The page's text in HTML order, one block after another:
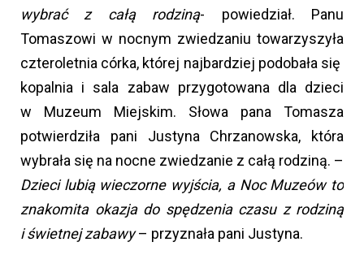
wybrać z całą rodziną- powiedział. Panu
Tomaszowi w nocnym zwiedzaniu towarzyszyła
czteroletnia córka, której najbardziej podobała się
kopalnia i sala zabaw przygotowana dla dzieci
w Muzeum Miejskim. Słowa pana Tomasza
potwierdziła pani Justyna Chrzanowska, która
wybrała się na nocne zwiedzanie z całą rodziną. –
Dzieci lubią wieczorne wyjścia, a Noc Muzeów to
znakomita okazja do spędzenia czasu z rodziną
i świetnej zabawy– przyznała pani Justyna.